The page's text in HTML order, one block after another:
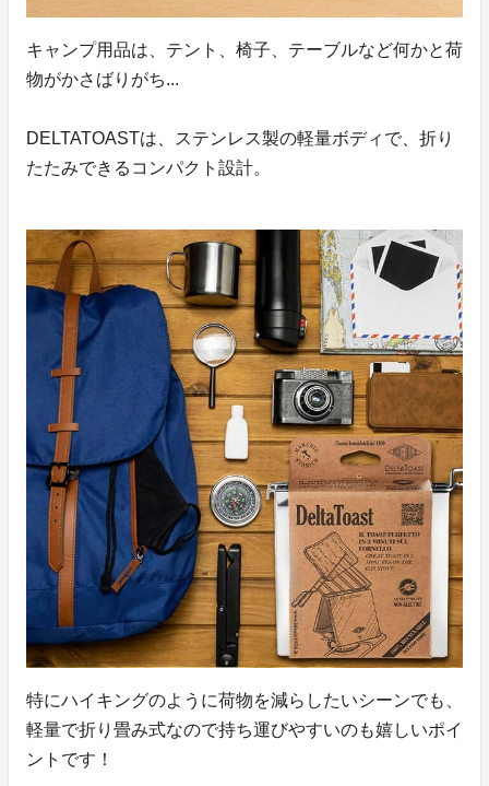
キャンプ用品は、テント、椅子、テーブルなど何かと荷
物がかさばりがち...
DELTATOASTは、ステンレス製の軽量ボディで、折り
たたみできるコンパクト設計。
特にハイキングのように荷物を減らしたいシーンでも、
軽量で折り畳み式なので持ち運びやすいのも嬉しいポイ
ントです！